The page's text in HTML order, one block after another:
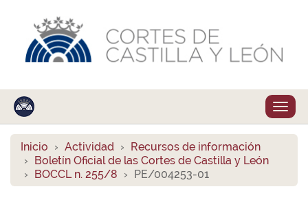
Inicio Actividad
Recursos de información
Boletín Oficial de las Cortes de Castilla y León
BOCCL n. 255/8
PE/004253-01